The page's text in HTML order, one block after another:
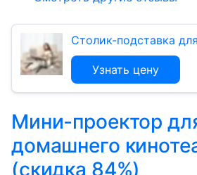
Столик-подставка
Узнать цену
Мини-проектор
домашнего
(скидка 84%)